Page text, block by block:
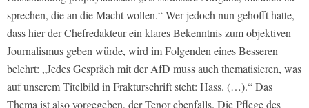
sprechen, die an die Macht wollen.“ Wer jedoch nun gehofft hatte,
dass hier der Chefredakteur ein klares Bekenntnis zum objektiven
Journalismus geben würde, wird im Folgenden eines Besseren
belehrt: „Jedes Gespräch mit der AfD muss auch thematisieren, was
auf unserem Titelbild in Frakturschrift steht: Hass. (…).“ Das
Thema ist also vorgegeben, der Tenor ebenfalls. Die Pflege des